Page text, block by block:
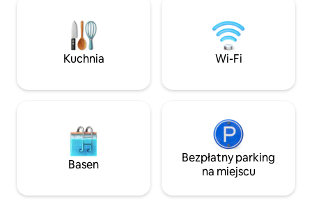
słońca. Po wcześniejszym zamówieniu
można skorzystać z usług
śniadaniowych, obiadowych i
kolacyjnych, a także z wypożyczenia
zrelaksuj się na
panoramicznym
historyczną
zabytki
kawiarniami,
Kuchnia Wi-Fi
Basen
Bezpłatny parking
na miejscu